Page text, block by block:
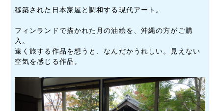
移築された日本家屋と調和する現代アート。
フィンランドで描かれた月の油絵を、沖縄の方がご購
入。
遠く旅する作品を想うと、なんだかうれしい。見えない
空気を感じる作品。